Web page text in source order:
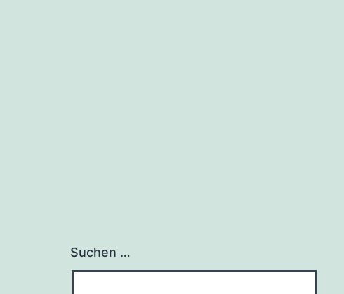
Suchen …